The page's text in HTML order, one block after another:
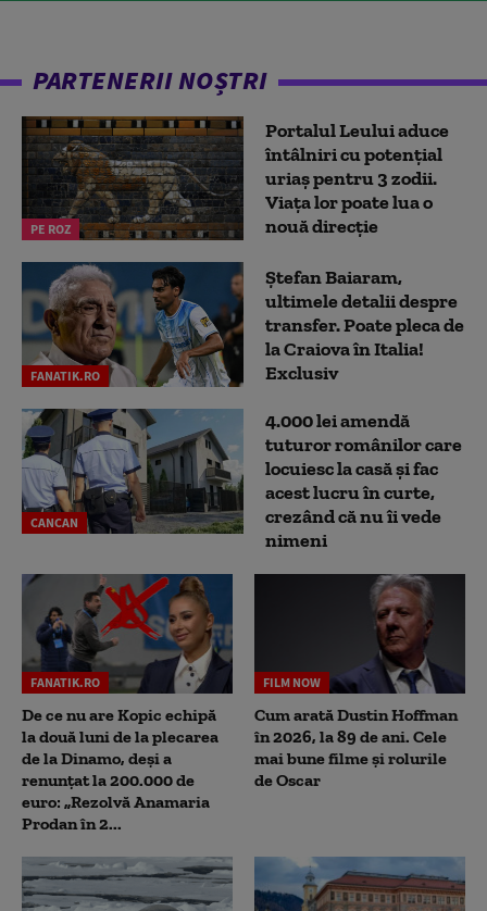
PARTENERII NOȘTRI
PE ROZ
Portalul Leului aduce
întâlniri cu potențial
uriaș pentru 3 zodii.
Viața lor poate lua o
nouă direcție
FANATIK.RO
Ștefan Baiaram,
ultimele detalii despre
transfer. Poate pleca de
la Craiova în Italia!
Exclusiv
CANCAN
4.000 lei amendă
tuturor românilor care
locuiesc la casă și fac
acest lucru în curte,
crezând că nu îi vede
nimeni
FANATIK.RO
De ce nu are Kopic echipă
la două luni de la plecarea
de la Dinamo, deși a
renunțat la 200.000 de
euro: „Rezolvă Anamaria
Prodan în 2...
FILM NOW
Cum arată Dustin Hoffman
în 2026, la 89 de ani. Cele
mai bune filme și rolurile
de Oscar